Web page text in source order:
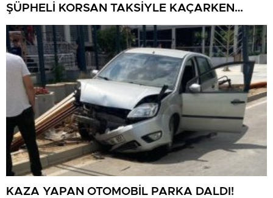
ŞÜPHELİ KORSAN TAKSİYLE KAÇARKEN
KÜTAHYA’DA YAKALANDI
KAZA YAPAN OTOMOBİL PARKA DALDI!